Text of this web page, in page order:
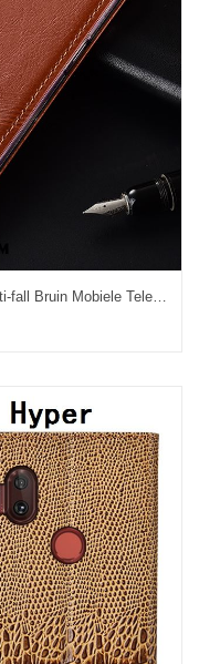
Motorola One Hyper Hoesje Echt Leer Anti-fall Bruin Mobiele Telefoon Hoes Aanbiedingen